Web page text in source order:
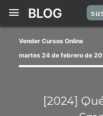
BLOG
Vender Cursos Online
martes 24 de febrero de
[2024]